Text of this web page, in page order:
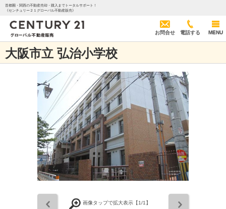
首都圏・関西の不動産売却・購入までトータルサポート！
《センチュリー２１グローバル不動産販売》
お問合せ 電話する MENU
大阪市立 弘治小学校
画像タップで拡大表示【1/1】